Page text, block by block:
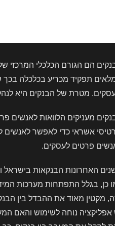
הם הגורם הכלכלי המרכזי
תפקיד מכריע בכלכלה בכך
מטרת של הבנקים היא
מעניקים הלוואות לאנשים
אשראי כדי לאפשר לאנשים
פרטים לעסקים.
האחרונות הבנקאות בישראל
כן, בגלל התפתחות מערכות
מקטין מאוד את ההבדל בין
אפליקציה נוחה לשימוש והאם